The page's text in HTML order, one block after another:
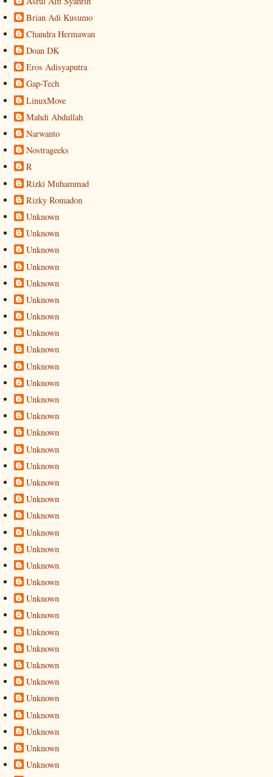
Brian Adi Kusumo
Chandra Hermawan
Doan DK
Eros Adisyaputra
Gap-Tech
LinuxMove
Mahdi Abdullah
Narwanto
Nostrageeks
R
Rizki Muhammad
Rizky Romadon
Unknown
Unknown
Unknown
Unknown
Unknown
Unknown
Unknown
Unknown
Unknown
Unknown
Unknown
Unknown
Unknown
Unknown
Unknown
Unknown
Unknown
Unknown
Unknown
Unknown
Unknown
Unknown
Unknown
Unknown
Unknown
Unknown
Unknown
Unknown
Unknown
Unknown
Unknown
Unknown
Unknown
Unknown